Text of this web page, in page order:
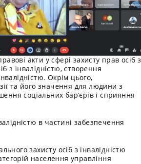
акти у сфері захисту прав осіб з
з інвалідністю, створення
Окрім цього,
та його значення для людини з
соціальних бар’єрів і сприяння
в частині забезпечення
захисту осіб з інвалідністю
населення управління